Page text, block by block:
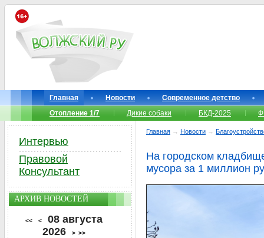
Главная Новости
Современное детство
Отопление 1/7
Дикие собаки БКД-2025
Главная → Новости →
На городском
мусора за 1 миллион
Интервью
Правовой
Консультант
АРХИВ НОВОСТЕЙ
<< <
08 августа
2026
> >>